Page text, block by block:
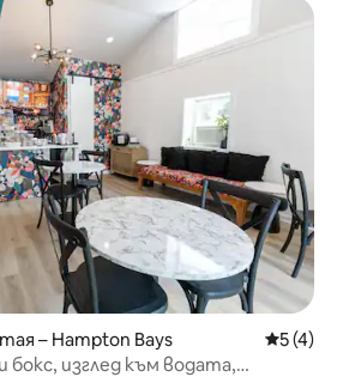
– Hampton Bays Средна
5 (4)
бокс, изглед към водата,